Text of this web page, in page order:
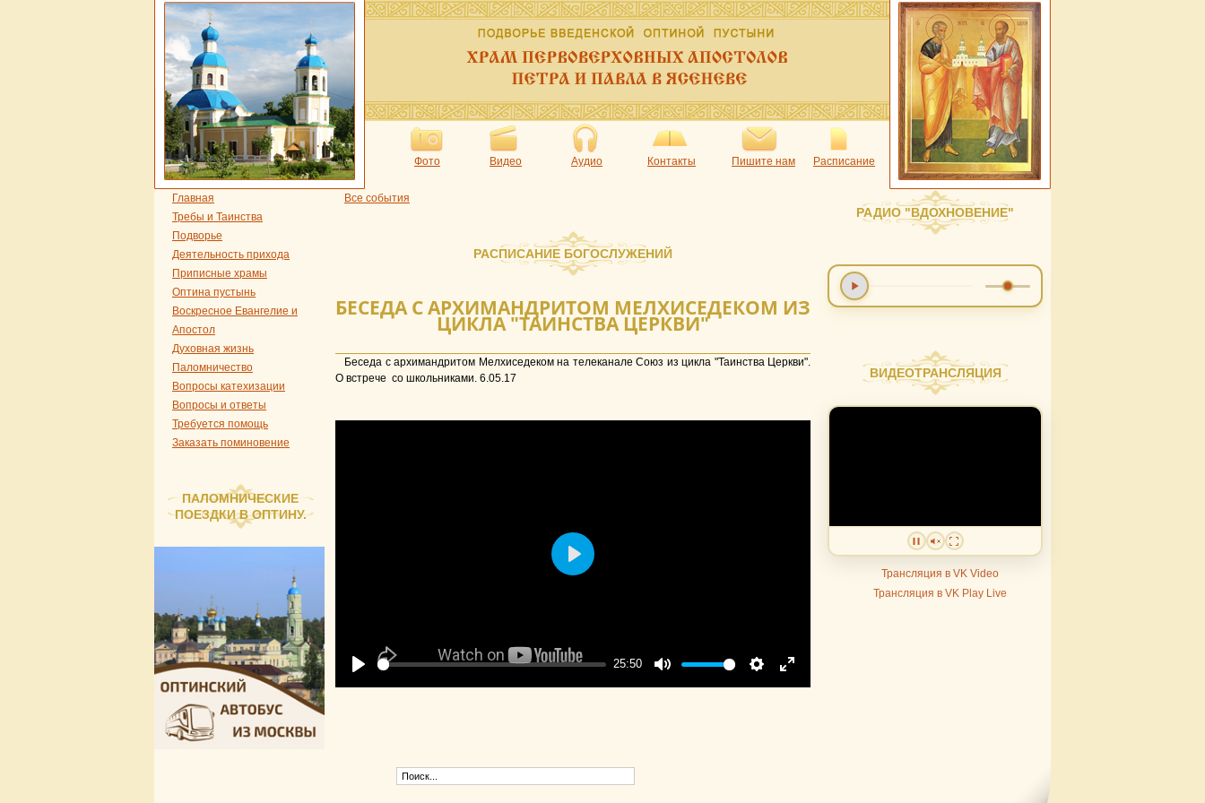
Фото Видео Аудио Контакты Пишите нам Расписание
Главная
Требы и Таинства
Подворье
Деятельность прихода
Приписные храмы
Оптина пустынь
Воскресное Евангелие и
Апостол
Духовная жизнь
Паломничество
Вопросы катехизации
Вопросы и ответы
Требуется помощь
Заказать поминовение
ПАЛОМНИЧЕСКИЕ
ПОЕЗДКИ В ОПТИНУ.
Все события
РАСПИСАНИЕ БОГОСЛУЖЕНИЙ
БЕСЕДА С АРХИМАНДРИТОМ МЕЛХИСЕДЕКОМ ИЗ
ЦИКЛА "ТАИНСТВА ЦЕРКВИ"
Беседа с архимандритом Мелхиседеком на телеканале Союз из цикла "Таинства Церкви".
О встрече со школьниками. 6.05.17
25:50
Play
РАДИО "ВДОХНОВЕНИЕ"
ВИДЕОТРАНСЛЯЦИЯ
Трансляция в VK Video
Трансляция в VK Play Live